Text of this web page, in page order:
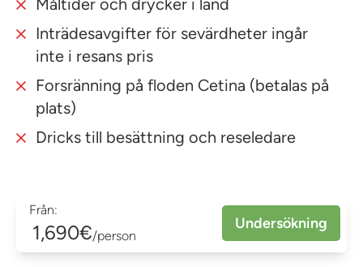
Inträdesavgifter för sevärdheter ingår
inte i resans pris
Forsränning på floden Cetina (betalas på
plats)
Dricks till besättning och reseledare
Från:
1,690€/person
Undersökning